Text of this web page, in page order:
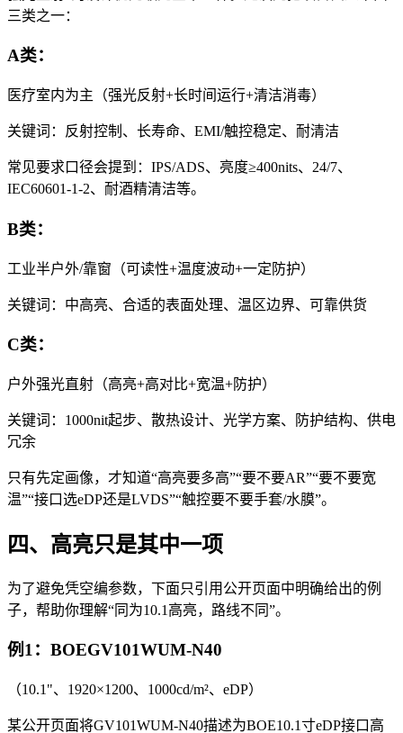
三类之一：
A类：
医疗室内为主（强光反射+长时间运行+清洁消毒）
关键词：反射控制、长寿命、EMI/触控稳定、耐清洁
常见要求口径会提到：IPS/ADS、亮度≥400nits、24/7、
IEC60601-1-2、耐酒精清洁等。
B类：
工业半户外/靠窗（可读性+温度波动+一定防护）
关键词：中高亮、合适的表面处理、温区边界、可靠供货
C类：
户外强光直射（高亮+高对比+宽温+防护）
关键词：1000nit起步、散热设计、光学方案、防护结构、供电
冗余
只有先定画像，才知道“高亮要多高”“要不要AR”“要不要宽
温”“接口选eDP还是LVDS”“触控要不要手套/水膜”。
四、高亮只是其中一项
为了避免凭空编参数，下面只引用公开页面中明确给出的例
子，帮助你理解“同为10.1高亮，路线不同”。
例1：BOEGV101WUM-N40
（10.1"、1920×1200、1000cd/m²、eDP）
某公开页面将GV101WUM-N40描述为BOE10.1寸eDP接口高